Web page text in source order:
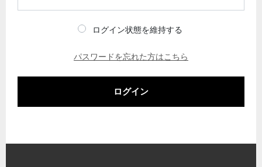
ログイン状態を維持する
パスワードを忘れた方はこちら
ログイン